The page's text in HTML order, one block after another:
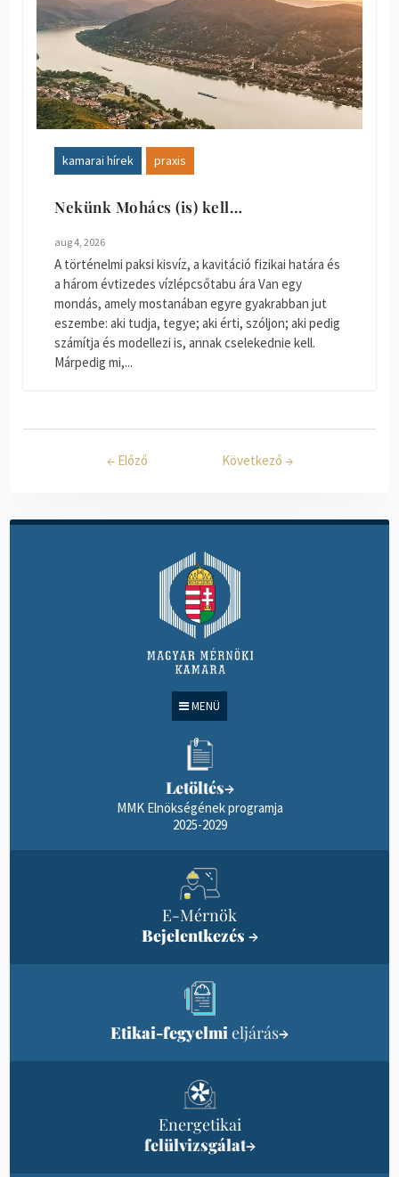
MENÜ
Letöltés→
MMK Elnökségének programja
2025-2029
E-Mérnök
Bejelentkezés →
Etikai-fegyelmieljárás→
Energetikai
felülvizsgálat→
kamarai hírek praxis
Nekünk Mohács (is) kell…
aug 4, 2026
A történelmi paksi kisvíz, a kavitáció fizikai határa és
a három évtizedes vízlépcsőtabu ára Van egy
mondás, amely mostanában egyre gyakrabban jut
eszembe: aki tudja, tegye; aki érti, szóljon; aki pedig
számítja és modellezi is, annak cselekednie kell.
Márpedig mi,...
← Előző Következő →